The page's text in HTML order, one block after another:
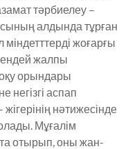
тәрбиелеу –
алдында тұрған
жоғарғы
жалпы
орындары
аспап
нәтижесінде
Мұғалім
отырып, оны жан-